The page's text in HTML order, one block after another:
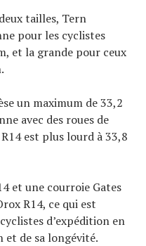
tailles, Tern
pour les cyclistes
et la grande pour ceux
un maximum de 33,2
avec des roues de
est plus lourd à 33,8
et une courroie Gates
R14, ce qui est
d’expédition en
et de sa longévité.